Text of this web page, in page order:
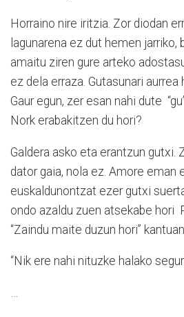
Horraino nire iritzia. Zor diodan
lagunarena ez dut hemen jarriko,
amaitu ziren gure arteko
ez dela erraza. Gutasunari
Gaur egun, zer esan nahi dute
Nork erabakitzen du hori?
Galdera asko eta erantzun gutxi.
dator gaia, nola ez. Amore eman
euskaldunontzat ezer gutxi
ondo azaldu zuen atsekabe hori
“Zaindu maite duzun hori”
“Nik ere nahi nituzke halako
…